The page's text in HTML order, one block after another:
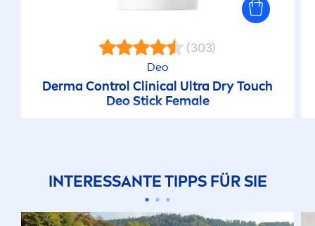
(303)
Deo
Derma Control Clinical Ultra Dry Touch
Deo Stick Female
INTERESSANTE TIPPS FÜR SIE